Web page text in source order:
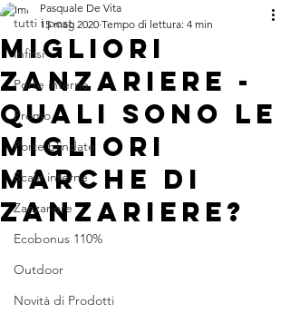
tutti i post
Infissi
Porte interne
Promo
Porte blindate
Scale interne
Zanzariere
Ecobonus 110%
Outdoor
Novità di Prodotti
migliori
zanzariere -
quali sono le
migliori
marche di
zanzariere?
Pasquale De Vita
15 mag 2020 Tempo di lettura: 4 min